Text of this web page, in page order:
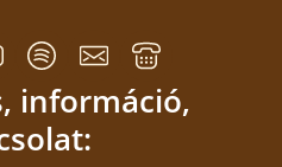
információ,